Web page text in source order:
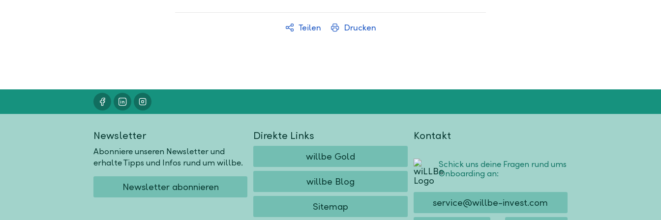
Teilen Drucken
Newsletter
Abonniere unseren Newsletter und
erhalte Tipps und Infos rund um willbe.
Newsletter abonnieren
Kontakt
Schick uns deine Fragen rund ums
Onboarding an:
service@willbe-invest.com
Direkte Links
willbe Gold
willbe Blog
Sitemap